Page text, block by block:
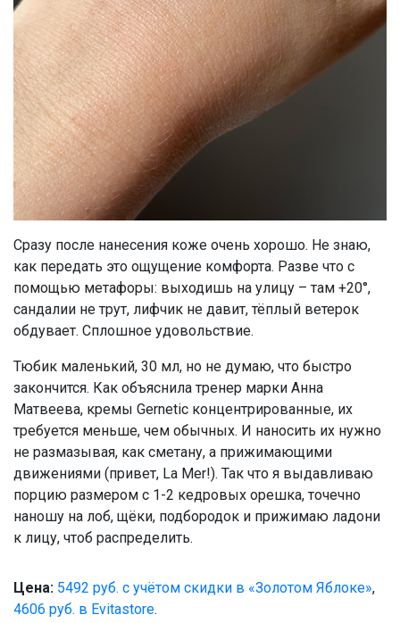
Сразу после нанесения коже очень хорошо. Не знаю,
как передать это ощущение комфорта. Разве что с
помощью метафоры: выходишь на улицу – там +20°,
сандалии не трут, лифчик не давит, тёплый ветерок
обдувает. Сплошное удовольствие.
Тюбик маленький, 30 мл, но не думаю, что быстро
закончится. Как объяснила тренер марки Анна
Матвеева, кремы Gernetic концентрированные, их
требуется меньше, чем обычных. И наносить их нужно
не размазывая, как сметану, а прижимающими
движениями (привет, La Mer!). Так что я выдавливаю
порцию размером с 1-2 кедровых орешка, точечно
наношу на лоб, щёки, подбородок и прижимаю ладони
к лицу, чтоб распределить.
Цена: 5492 руб. с учётом скидки в «Золотом Яблоке»,
4606 руб. в Evitastore.